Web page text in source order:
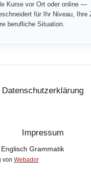
Kurse vor Ort oder online —
für Ihr Niveau, Ihre
berufliche Situation.
Datenschutzerklärung
Impressum
Grammatik
von Webador